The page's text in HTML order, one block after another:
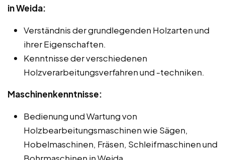
in Weida:
Verständnis der grundlegenden Holzarten und
ihrer Eigenschaften.
Kenntnisse der verschiedenen
Holzverarbeitungsverfahren und -techniken.
Maschinenkenntnisse:
Bedienung und Wartung von
Holzbearbeitungsmaschinen wie Sägen,
Hobelmaschinen, Fräsen, Schleifmaschinen und
Bohrmaschinen in Weida.